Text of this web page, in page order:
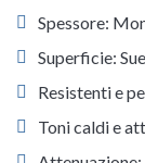
Spessore:
Superficie:
Resistenti e
Toni caldi e